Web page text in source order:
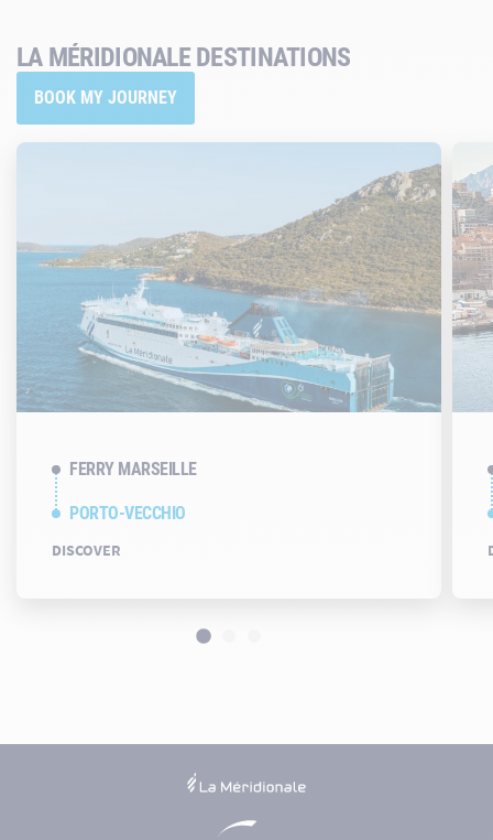
LA MÉRIDIONALE DESTINATIONS
BOOK MY JOURNEY
FERRY MARSEILLE
PORTO-VECCHIO
DISCOVER